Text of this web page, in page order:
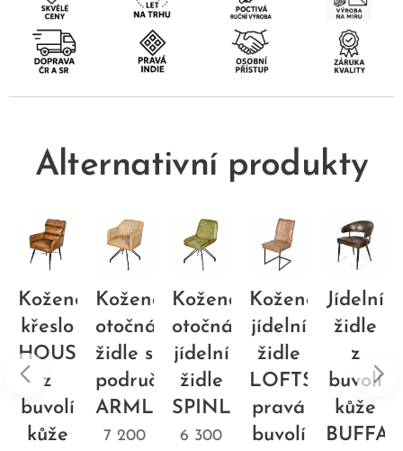
Alternativní produkty
Kožené
křeslo
HOUSTON
z
buvolí
kůže
Kožená
otočná
židle s
područkami
ARMLEATHER
7 200
Kožená
otočná
jídelní
židle
SPINLEATHER
6 300
Kožená
jídelní
židle
LOFTSKIN
pravá
buvolí
Jídelní
židle
z
buvolí
kůže